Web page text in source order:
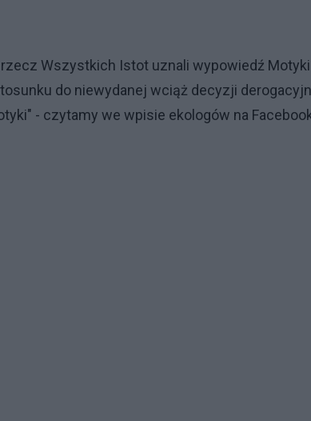
Wszystkich Istot uznali wypowiedź
do niewydanej wciąż decyzji
- czytamy we wpisie ekologów na